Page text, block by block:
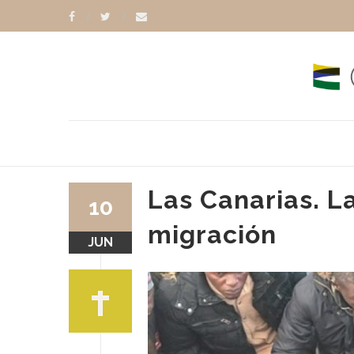
Las Canarias.
migración
10
JUN